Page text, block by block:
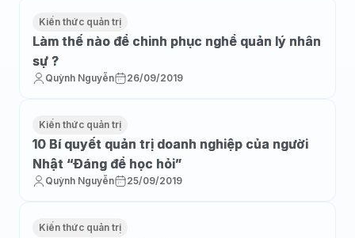
Kiến thức quản trị
Làm thế nào để chinh phục nghề quản lý nhân
sự ?
Quỳnh Nguyễn 26/09/2019
Kiến thức quản trị
10 Bí quyết quản trị doanh nghiệp của người
Nhật “Đáng để học hỏi”
Quỳnh Nguyễn 25/09/2019
Kiến thức quản trị